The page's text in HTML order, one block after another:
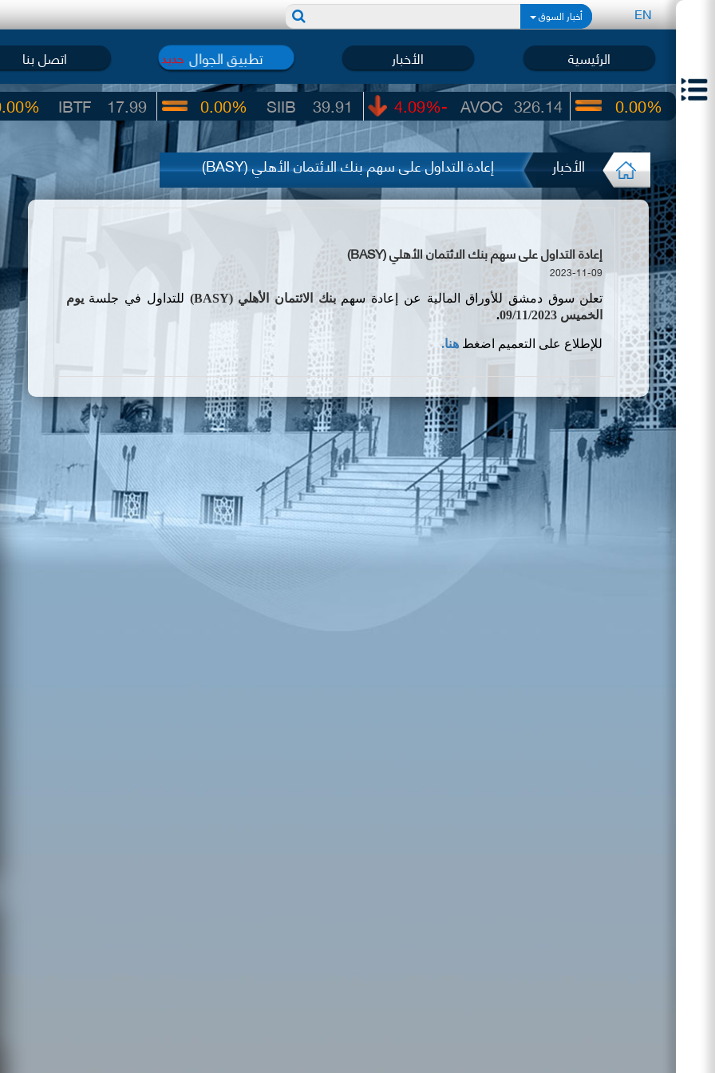
EN أخبار السوق
الرئيسية الأخبار تطبيق الجوال جديد اتصل بنا
17.99 39.91
SIIB
0.00% 326.14
AVOC
-4.09% 22.65
UIC
0.00%
الأخبار إعادة التداول على سهم بنك الائتمان الأهلي (BASY)
إعادة التداول على سهم بنك الائتمان الأهلي (BASY)
2023-11-09
تعلن سوق دمشق للأوراق المالية عن إعادة سهمبنك الائتمان الأهلي (BASY
) للتداول في جلسةيوم
الخميس 09/11/2023
.
للإطلاع على التعميم اضغط هنا.